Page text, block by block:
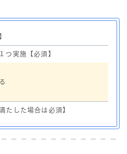
つ実施【必須】
たした場合は必須】